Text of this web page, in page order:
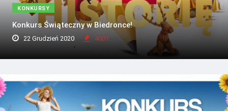
KONKURSY
Konkurs Świąteczny w Biedronce!
22 Grudzień 2020 4001